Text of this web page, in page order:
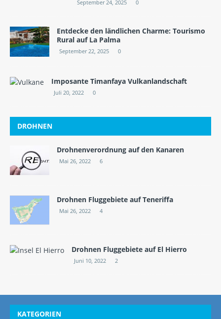
September 24, 2025 0
Entdecke den ländlichen Charme: Tourismo
Rural auf La Palma
September 22, 2025 0
Imposante Timanfaya Vulkanlandschaft
Juli 20, 2022 0
DROHNEN
Drohnenverordnung auf den Kanaren
Mai 26, 2022 6
Drohnen Fluggebiete auf Teneriffa
Mai 26, 2022 4
Drohnen Fluggebiete auf El Hierro
Juni 10, 2022 2
KATEGORIEN